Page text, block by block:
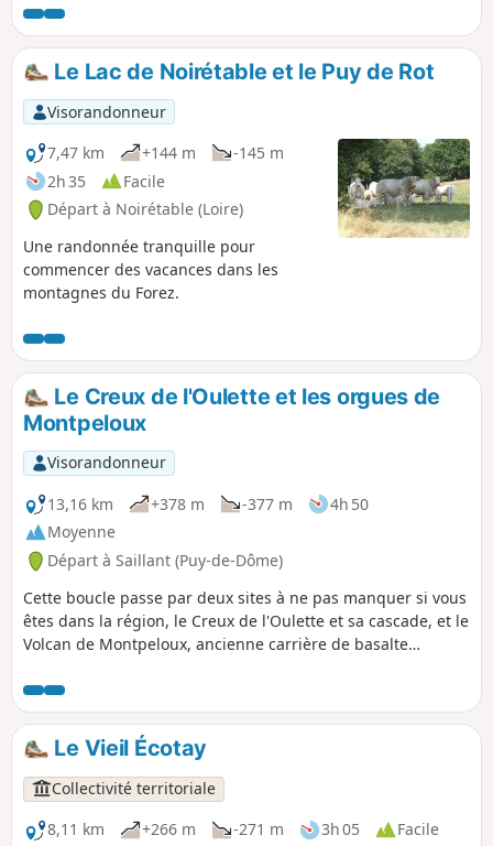
des parties découvertes qui permettent
une vue sur les Monts Dômes à l'Ouest
et les Montagne Bourbonnaise à l'Est.
Les passage à proximité du monument
de 11 Martyrs de la Goutte Grandval et
du Château de Busset donnent à ce
circuit un attrait historique.
Le Lac de Noirétable et le Puy de Rot
Visorandonneur
7,47 km
+144 m
-145 m
2h 35
Facile
Départ à Noirétable (Loire)
Une randonnée tranquille pour
commencer des vacances dans les
montagnes du Forez.
Le Creux de l'Oulette et les orgues de
Montpeloux
Visorandonneur
13,16 km
+378 m -377 m
4h 50
Moyenne
Départ à Saillant (Puy-de-Dôme)
Cette boucle passe par deux sites à ne pas manquer si vous
êtes dans la région, le Creux de l'Oulette et sa cascade, et le
Volcan de Montpeloux, ancienne carrière de basalte
parcours, l'itinéraire emprunte un beau sentier le long de
l'Ance.
Le Vieil Écotay
Collectivité territoriale
8,11 km
+266 m -271 m 3h 05
Facile